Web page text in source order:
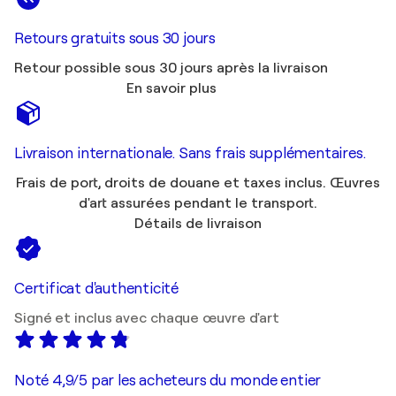
Retours gratuits sous 30 jours
Retour possible sous 30 jours après la livraison
En savoir plus
Livraison internationale. Sans frais supplémentaires.
Frais de port, droits de douane et taxes inclus. Œuvres
d'art assurées pendant le transport.
Détails de livraison
Certificat d'authenticité
Signé et inclus avec chaque œuvre d'art
Noté 4,9/5 par les acheteurs du monde entier